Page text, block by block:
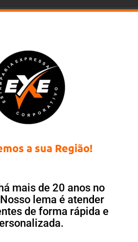
a sua Região!
mais de 20 anos no
lema é atender
de forma rápida e